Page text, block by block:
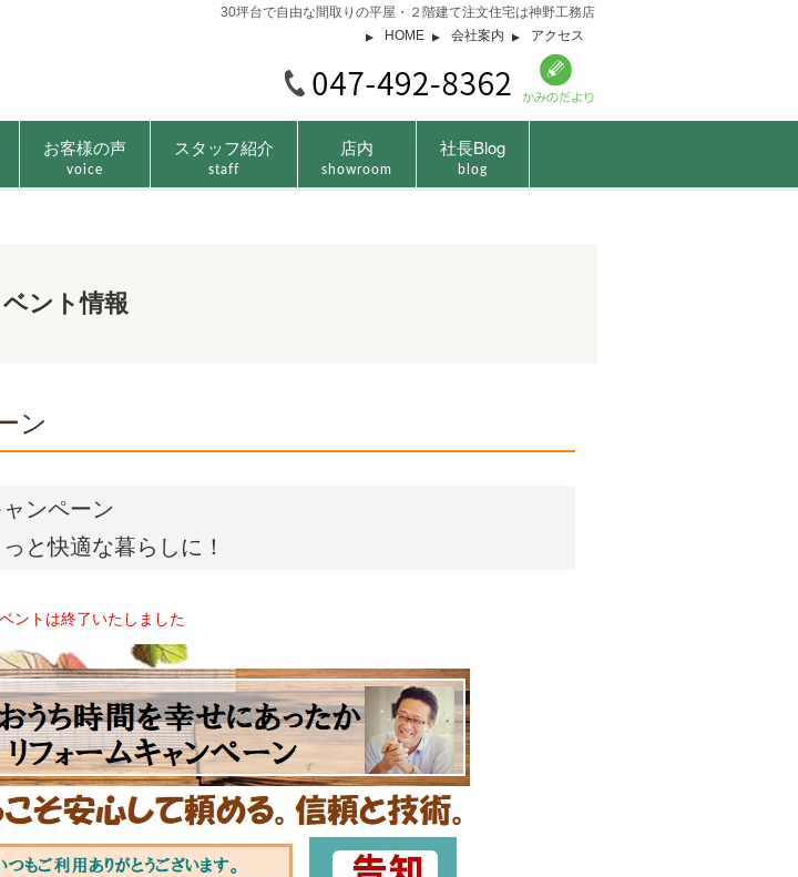
30坪台で自由な間取りの平屋・２階建て注文住宅は神野工務店
HOME
会社案内 アクセス
お客様の声
voice
スタッフ紹介
staff
店内
showroom
社長Blog
blog
ント情報
ン
ンペーン
と快適な暮らしに！
ントは終了いたしました